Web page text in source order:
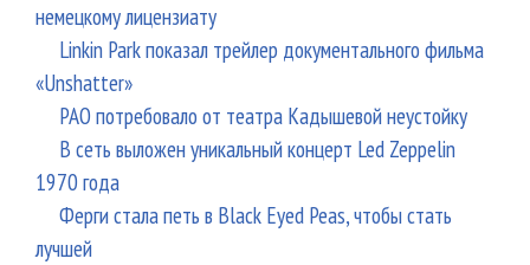
немецкому лицензиату
Linkin Park показал трейлер документального фильма
«Unshatter»
РАО потребовало от театра Кадышевой неустойку
В сеть выложен уникальный концерт Led Zeppelin
1970 года
Ферги стала петь в Black Eyed Peas, чтобы стать
лучшей